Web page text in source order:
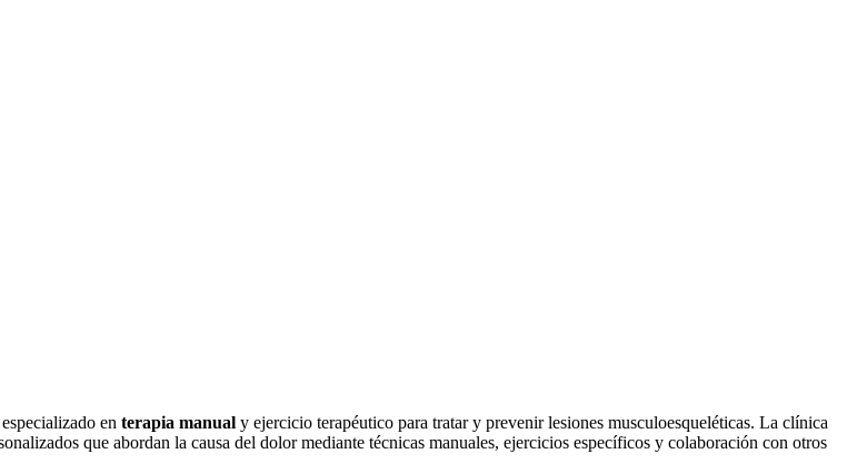
en terapia manual y ejercicio terapéutico para tratar y prevenir lesiones musculoesqueléticas. La clínica
que abordan la causa del dolor mediante técnicas manuales, ejercicios específicos y colaboración con otros